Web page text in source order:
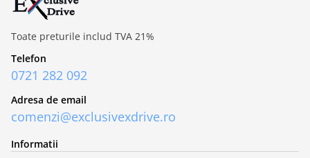
Toate preturile includ TVA 21%
Telefon
0721 282 092
Adresa de email
comenzi@exclusivexdrive.ro
Informatii